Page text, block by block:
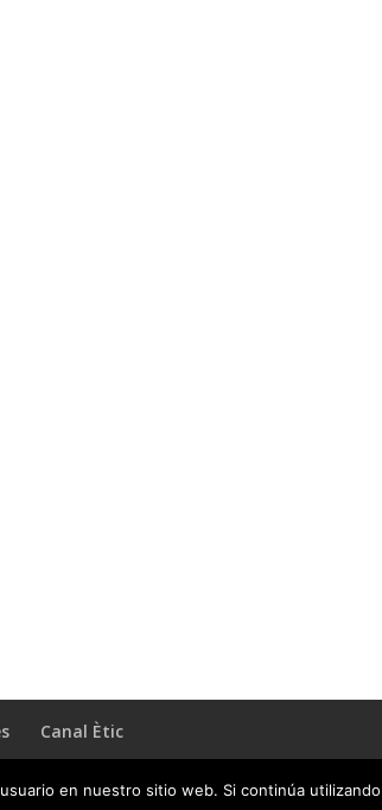
Canal Ètic
en nuestro sitio web. Si continúa